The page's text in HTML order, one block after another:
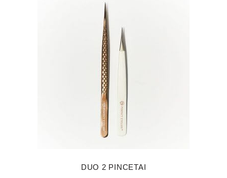
DUO 2 PINCETAI